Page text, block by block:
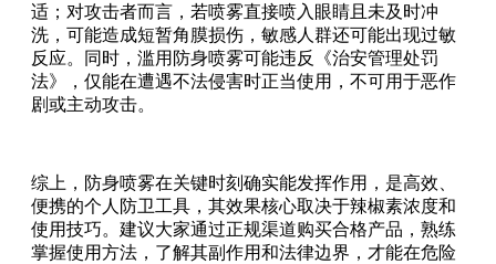
适；对攻击者而言，若喷雾直接喷入眼睛且未及时冲
洗，可能造成短暂角膜损伤，敏感人群还可能出现过敏
反应。同时，滥用防身喷雾可能违反《治安管理处罚
法》，仅能在遭遇不法侵害时正当使用，不可用于恶作
剧或主动攻击。
综上，防身喷雾在关键时刻确实能发挥作用，是高效、
便携的个人防卫工具，其效果核心取决于辣椒素浓度和
使用技巧。建议大家通过正规渠道购买合格产品，熟练
掌握使用方法，了解其副作用和法律边界，才能在危险